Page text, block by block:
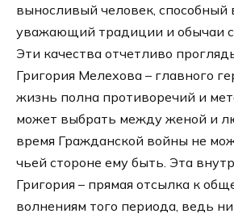
выносливый человек, способный
уважающий традиции и обычаи
Эти качества отчетливо
Григория Мелехова – главного
жизнь полна противоречий и
может выбрать между женой и
время Гражданской войны не
чьей стороне ему быть. Эта
Григория – прямая отсылка к
волнениям того периода, ведь